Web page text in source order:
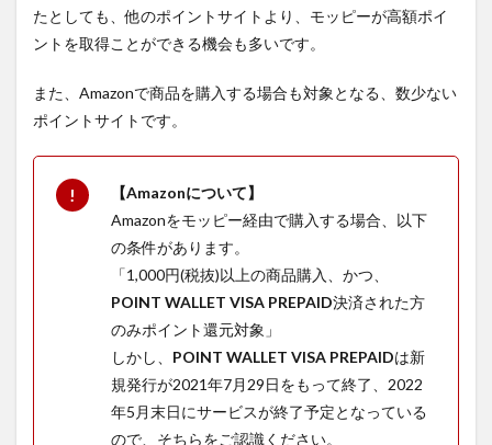
モッ
ピー
の登
設定
6.1
トの
作成
6.1.1
①モッ
ピーの
ら申し
込みを
開始
6.1.2
②メー
たとしても、他のポイントサイトより、モッピーが高額ポイ
ントを取得ことができる機会も多いです。
また、Amazonで商品を購入する場合も対象となる、数少ない
ポイントサイトです。
【Amazonについて】
Amazonをモッピー経由で購入する場合、以下
の条件があります。
「1,000円(税抜)以上の商品購入、かつ、
POINT WALLET VISA PREPAID決済された方
のみポイント還元対象」
しかし、 POINT WALLET VISA PREPAIDは新
規発行が2021年7月29日をもって終了、2022
年5月末日にサービスが終了予定となっている
ので、そちらをご認識ください。